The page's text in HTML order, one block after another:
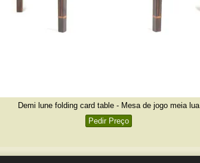
Demi lune folding card table - Mesa de jogo meia lua
Pedir Preço